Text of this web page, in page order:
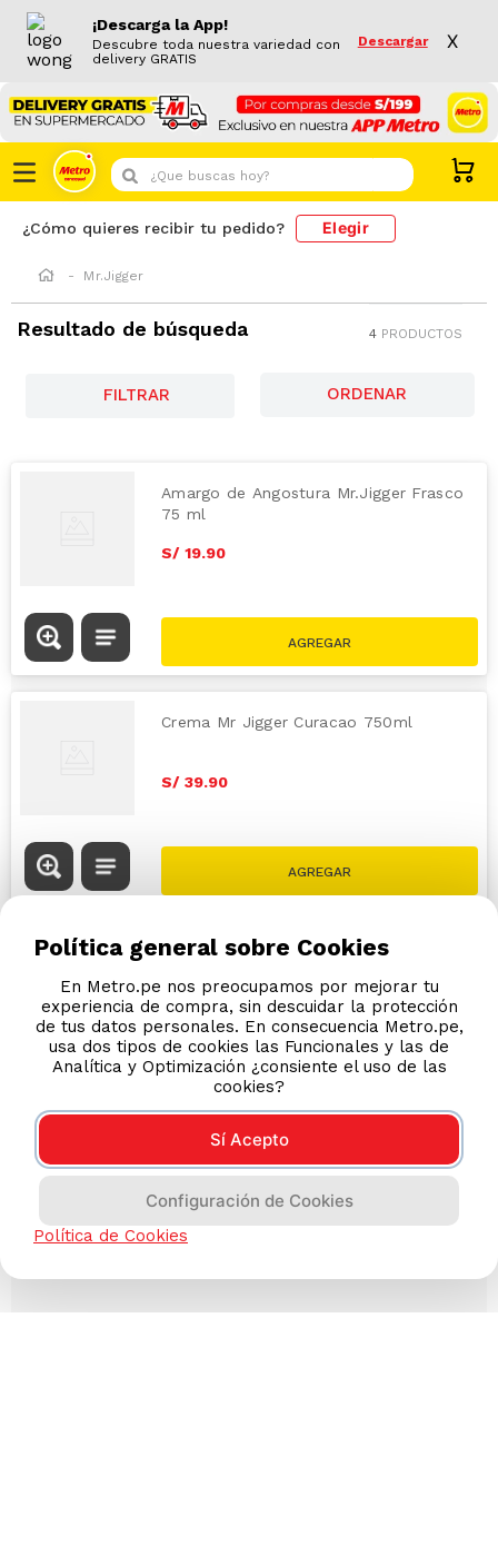
¡Descarga la App!
Descubre toda nuestra variedad con
delivery GRATIS
Descargar X
¿Que buscas hoy?
¿Cómo quieres recibir tu pedido? Elegir
Mr.Jigger
Resultado de búsqueda 4 PRODUCTOS
FILTRAR
Amargo de Angostura Mr.Jigger Frasco
75 ml
S/ 19.90
Crema Mr Jigger Curacao 750ml
S/ 39.90
Política general sobre Cookies
En Metro.pe nos preocupamos por mejorar tu
experiencia de compra, sin descuidar la protección
de tus datos personales. En consecuencia Metro.pe,
usa dos tipos de cookies las Funcionales y las de
Analítica y Optimización ¿consiente el uso de las
cookies?
Sí Acepto
Configuración de Cookies
Política de Cookies